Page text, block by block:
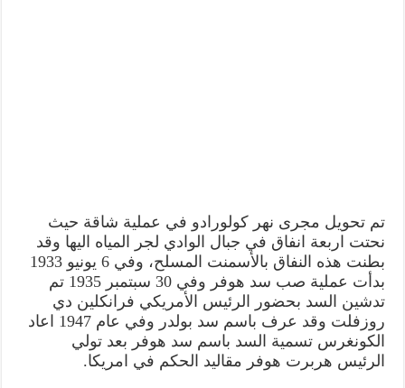
تم تحويل مجرى نهر كولورادو في عملية شاقة حيث
نحتت اربعة انفاق في جبال الوادي لجر المياه اليها وقد
بطنت هذه النفاق بالأسمنت المسلح، وفي 6 يونيو 1933
بدأت عملية صب سد هوفر وفي 30 سبتمبر 1935 تم
تدشين السد بحضور الرئيس الأمريكي فرانكلين دي
روزفلت وقد عرف باسم سد بولدر وفي عام 1947 اعاد
الكونغرس تسمية السد باسم سد هوفر بعد تولي
الرئيس هربرت هوفر مقاليد الحكم في امريكا.